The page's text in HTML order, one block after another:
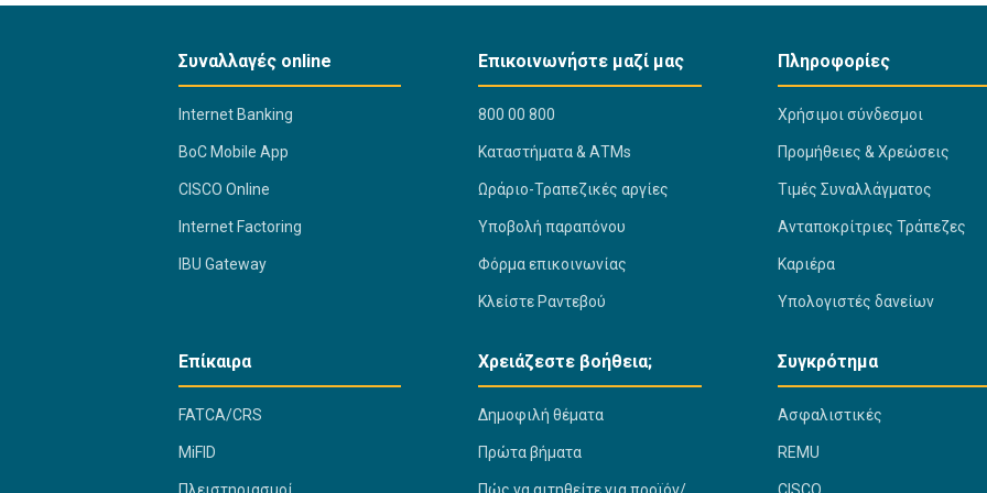
Συναλλαγές online
Internet Banking
BoC Mobile App
CISCO Online
Internet Factoring
IBU Gateway
Επικοινωνήστε μαζί μας
800 00 800
Kαταστήματα & ΑΤΜs
Ωράριο-Τραπεζικές αργίες
Υποβολή παραπόνου
Φόρμα επικοινωνίας
Κλείστε Ραντεβού
Πληροφορίες
Χρήσιμοι σύνδεσμοι
Προμήθειες & Χρεώσεις
Τιμές Συναλλάγματος
Ανταποκρίτριες Τράπεζες
Καριέρα
Υπολογιστές δανείων
Επίκαιρα
FATCA/CRS
MiFID
Χρειάζεστε βοήθεια;
Δημοφιλή θέματα
Πρώτα βήματα
Συγκρότημα
Ασφαλιστικές
REMU